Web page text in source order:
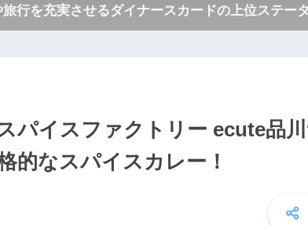
旅行を充実させるダイナースカードの上位ステー
パイスファクトリー ecute品
的なスパイスカレー！